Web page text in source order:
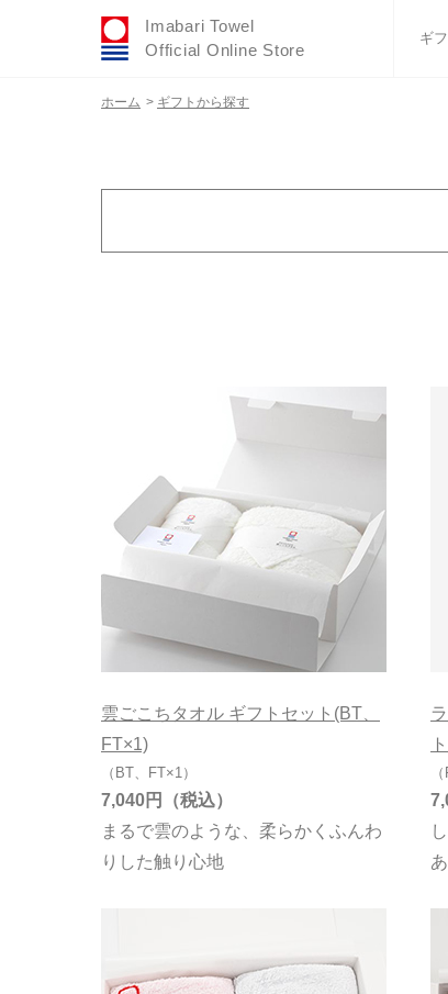
Imabari Towel
Official Online Store
ギ
ウェディン
タオルハン
ホーム > ギフトから探す
ベージュ
ネイビー
その他カラー無地
4,000円
6,000円
7,000円
8,000
タイプで絞り込む
ジャガード
在庫有無
雲ごこちタオル ギフトセット(BT、
FT×1)
（BT、FT×1）
まるで雲のような、柔らかくふんわ
りした触り心地
7,040円